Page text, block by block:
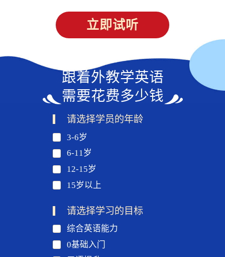
立即试听
跟着外教学英语
需要花费多少钱
请选择学员的年龄
3-6岁
6-11岁
12-15岁
15岁以上
请选择学习的目标
综合英语能力
0基础入门